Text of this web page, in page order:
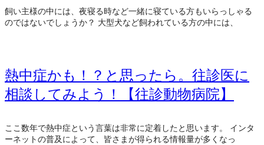
飼い主様の中には、夜寝る時など一緒に寝ている方もいらっしゃる
のではないでしょうか？ 大型犬など飼われている方の中には、
熱中症かも！？と思ったら。往診医に
相談してみよう！【往診動物病院】
ここ数年で熱中症という言葉は非常に定着したと思います。 インタ
ーネットの普及によって、皆さまが得られる情報量が多くなっ